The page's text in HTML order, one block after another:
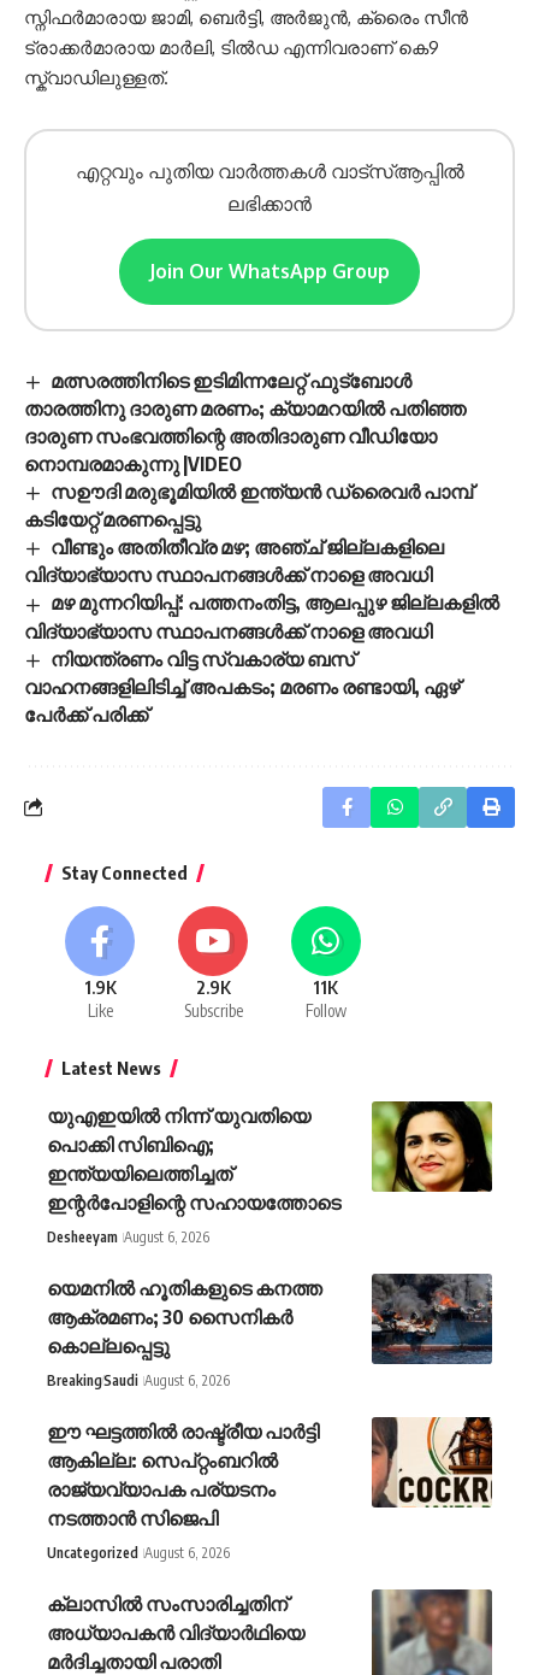
സ്നിഫർമാരായ ജാമി, ബെർട്ടി, അർജുൻ, ക്രൈം സീൻ
ട്രാക്കർമാരായ മാർലി, ടിൽഡ എന്നിവരാണ് കെ9
സ്ക്വാഡിലുള്ളത്.
എറ്റവും പുതിയ വാർത്തകൾ വാട്സ്ആപ്പിൽ
ലഭിക്കാൻ
Join Our WhatsApp Group
മത്സരത്തിനിടെ ഇടിമിന്നലേറ്റ് ഫുട്‌ബോൾ
താരത്തിനു ദാരുണ മരണം; ക്യാമറയിൽ പതിഞ്ഞ
ദാരുണ സംഭവത്തിന്റെ അതിദാരുണ വീഡിയോ
നൊമ്പരമാകുന്നു |VIDEO
സഊദി മരുഭൂമിയിൽ ഇന്ത്യൻ ഡ്രൈവർ പാമ്പ്
കടിയേറ്റ് മരണപ്പെട്ടു
വീണ്ടും അതിതീവ്ര മഴ; അഞ്ച് ജില്ലകളിലെ
വിദ്യാഭ്യാസ സ്ഥാപനങ്ങൾക്ക് നാളെ അവധി
മഴ മുന്നറിയിപ്പ്: പത്തനംതിട്ട, ആലപ്പുഴ ജില്ലകളിൽ
വിദ്യാഭ്യാസ സ്ഥാപനങ്ങൾക്ക് നാളെ അവധി
നിയന്ത്രണം വിട്ട സ്വകാര്യ ബസ്
വാഹനങ്ങളിലിടിച്ച് അപകടം; മരണം രണ്ടായി, ഏഴ്
പേർക്ക് പരിക്ക്
Stay Connected
1.9K
Like
2.9K
Subscribe
11K
Follow
Latest News
യുഎഇയിൽ നിന്ന് യുവതിയെ
പൊക്കി സിബിഐ;
ഇന്ത്യയിലെത്തിച്ചത്
ഇന്റർപോളിന്റെ സഹായത്തോടെ
Desheeyam August 6, 2026
യെമനില്‍ ഹൂതികളുടെ കനത്ത
ആക്രമണം; 30 സൈനികര്‍
കൊല്ലപ്പെട്ടു
BreakingSaudi August 6, 2026
ഈ ഘട്ടത്തിൽ രാഷ്ട്രീയ പാർട്ടി
ആകില്ല: സെപ്റ്റംബറിൽ
രാജ്യവ്യാപക പര്യടനം
നടത്താൻ സിജെപി
Uncategorized August 6, 2026
ക്ലാസില്‍ സംസാരിച്ചതിന്
അധ്യാപകന്‍ വിദ്യാര്‍ഥിയെ
മര്‍ദിച്ചതായി പരാതി